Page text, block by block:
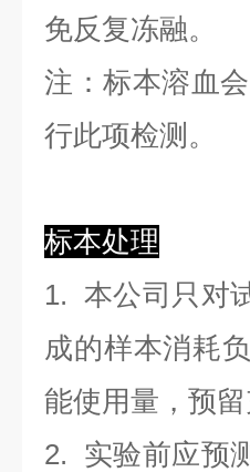
免反复冻融。
注：标本溶血
行此项检测。
标本处理
1. 本公司只对
成的样本消耗
能使用量，预留
2. 实验前应预